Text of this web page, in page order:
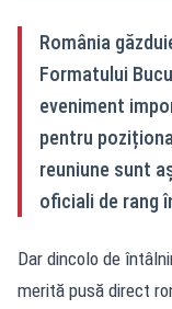
România
Formatului
eveniment
pentru
reuniune sunt
oficiali de rang
Dar dincolo de
merită pusă direct